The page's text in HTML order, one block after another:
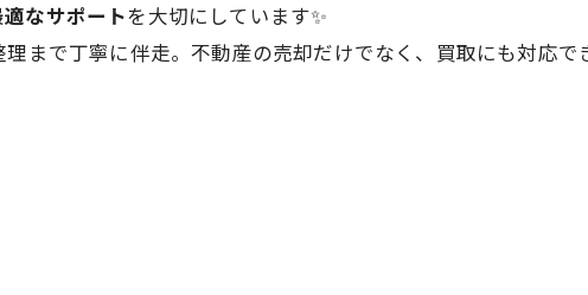
なサポートを大切にしています✨
まで丁寧に伴走。不動産の売却だけでなく、買取にも対応